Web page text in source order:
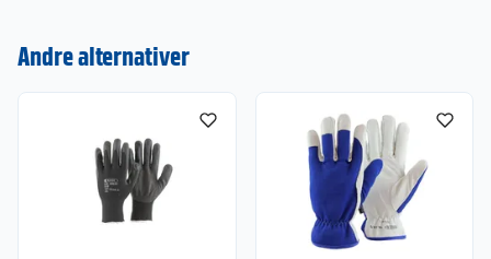
Andre alternativer
Våre butikker
Kundeservice
Angre- og returrett
Reklamasjon og garanti